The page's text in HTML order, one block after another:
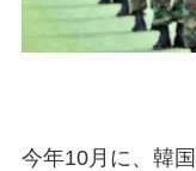
今年10月に、韓